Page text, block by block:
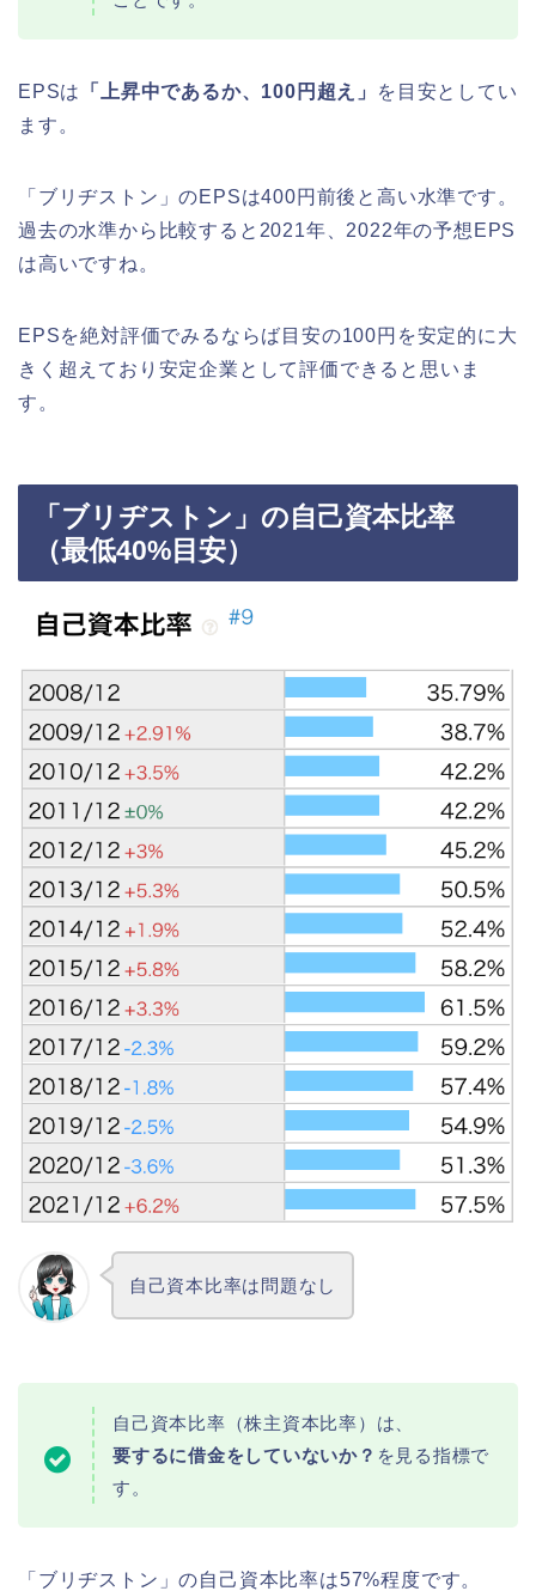
EPSは 「上昇中であるか、100円超え」
を目安としてい
ます。
「ブリヂストン」のEPSは400円前後と高い水準です。
過去の水準から比較すると2021年、2022年の予想EPS
は高いですね。
EPSを絶対評価でみるならば目安の100円を安定的に大
きく超えており安定企業として評価できると思いま
す。
「ブリヂストン」の自己資本比率
（最低40%目安）
自己資本比率は問題なし
自己資本比率（株主資本比率）は、
要するに借金をしていないか？ を見る指標で
す。
「ブリヂストン」の自己資本比率は57%程度です。